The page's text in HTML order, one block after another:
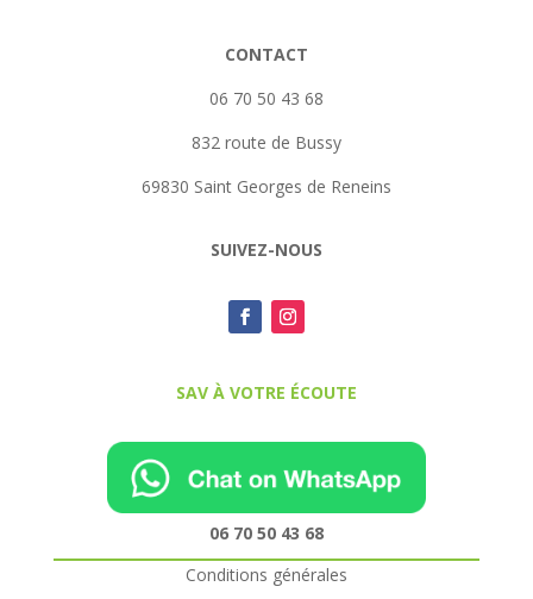
CONTACT
06 70 50 43 68
832 route de Bussy
69830 Saint Georges de Reneins
SUIVEZ-NOUS
SAV À VOTRE ÉCOUTE
06 70 50 43 68
Conditions générales